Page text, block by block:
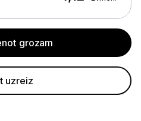
aromatizētāji
grozam
uzreiz